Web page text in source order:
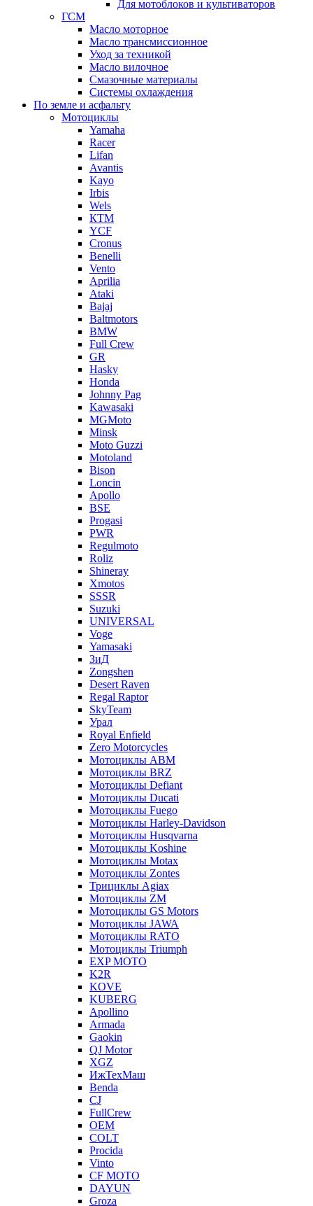
Для мотоблоков и культиваторов
ГСМ
Масло моторное
Масло трансмиссионное
Уход за техникой
Масло вилочное
Смазочные материалы
Системы охлаждения
По земле и асфальту
Мотоциклы
Yamaha
Racer
Lifan
Avantis
Kayo
Irbis
Wels
КТМ
YCF
Cronus
Benelli
Vento
Aprilia
Ataki
Bajaj
Baltmotors
BMW
Full Crew
GR
Hasky
Honda
Johnny Pag
Kawasaki
MGMoto
Minsk
Moto Guzzi
Motoland
Bison
Loncin
Apollo
BSE
Progasi
PWR
Regulmoto
Roliz
Shineray
Xmotos
SSSR
Suzuki
UNIVERSAL
Voge
Yamasaki
ЗиД
Zongshen
Desert Raven
Regal Raptor
SkyTeam
Урал
Royal Enfield
Zero Motorcycles
Мотоциклы ABM
Мотоциклы BRZ
Мотоциклы Defiant
Мотоциклы Ducati
Мотоциклы Fuego
Мотоциклы Harley-Davidson
Мотоциклы Husqvarna
Мотоциклы Koshine
Мотоциклы Motax
Мотоциклы Zontes
Трициклы Agiax
Мотоциклы ZM
Мотоциклы GS Motors
Мотоциклы JAWA
Мотоциклы RATO
Мотоциклы Triumph
EXP MOTO
K2R
KOVE
KUBERG
Apollino
Armada
Gaokin
QJ Motor
XGZ
ИжТехМаш
Benda
CJ
FullCrew
OEM
COLT
Procida
Vinto
CF MOTO
DAYUN
Groza